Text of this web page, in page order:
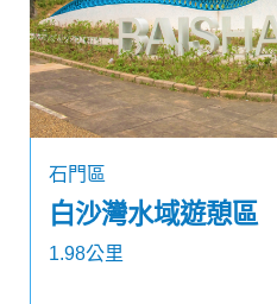
石門區
白沙灣水域遊憩區
1.98公里